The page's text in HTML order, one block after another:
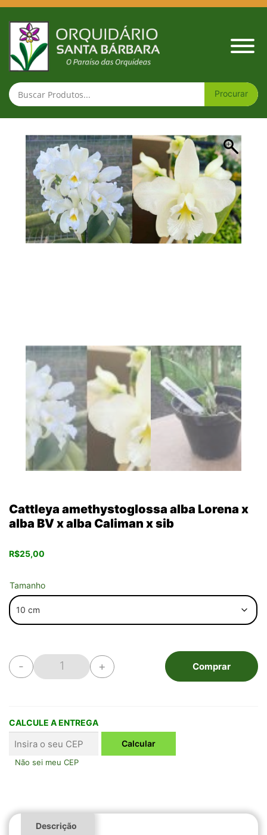
Cattleya
Cattleya amethystoglossa alba Lorena x
alba BV x alba Caliman x sib
R$25,00
Tamanho
Cattleya amethystoglossa alba Lorena x alba BV
- + Comprar
CALCULE A ENTREGA
Não sei meu CEP
Descrição